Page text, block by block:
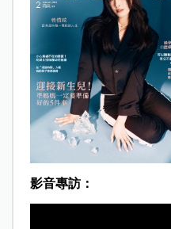
影音專訪：